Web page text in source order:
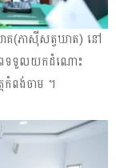
គ(ភាសុីសត្វឃាត) នៅ
ាពទទួលយកដំណោះ
ពង់ចាម ។